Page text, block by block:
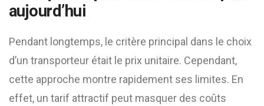
aujourd’hui
Pendant longtemps, le critère principal dans le choix
d’un transporteur était le prix unitaire. Cependant,
cette approche montre rapidement ses limites. En
effet, un tarif attractif peut masquer des coûts